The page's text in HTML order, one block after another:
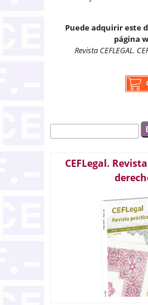
Puede adquirir este
página
Revista CEFLEGAL.
Formulario de
Buscar
CEFLegal.